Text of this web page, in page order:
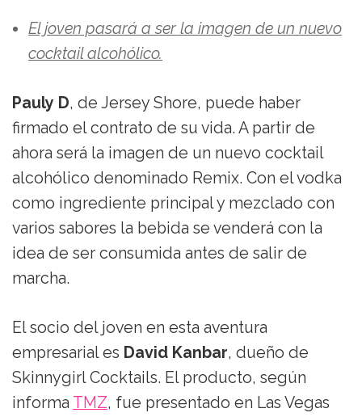
El joven pasará a ser la imagen de un nuevo
cocktail alcohólico.
Pauly D, de Jersey Shore, puede haber
firmado el contrato de su vida. A partir de
ahora será la imagen de un nuevo cocktail
alcohólico denominado Remix. Con el vodka
como ingrediente principal y mezclado con
varios sabores la bebida se venderá con la
idea de ser consumida antes de salir de
marcha.
El socio del joven en esta aventura
empresarial es David Kanbar, dueño de
Skinnygirl Cocktails. El producto, según
informa TMZ, fue presentado en Las Vegas